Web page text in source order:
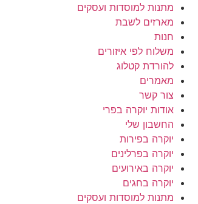
מתנות למוסדות ועסקים
מארזים לשבת
חנות
משלוח לפי איזורים
להורדת קטלוג
מאמרים
צור קשר
אודות יוקרה בפרי
החשבון שלי
יוקרה בפירות
יוקרה בפרלינים
יוקרה באירועים
יוקרה בחגים
מתנות למוסדות ועסקים